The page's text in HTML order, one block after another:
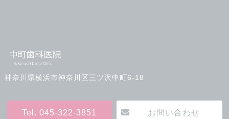
神奈川県横浜市神奈川区三ツ沢中町6-18
Tel. 045-322-3851 お問い合わせ